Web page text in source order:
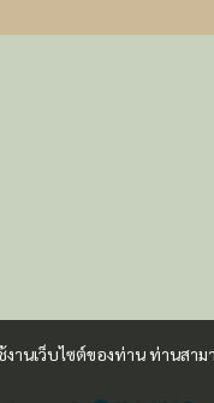
นเว็บไซต์ของท่าน ท่านสาม